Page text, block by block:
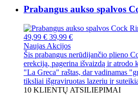
Prabangus aukso spalvos
49,99 € 39,99 €
Naujas Akcijos
Šis prabangus nerūdijančio plieno
erekciją, pagerina išvaizdą ir atrodo
"La Greca" raštas, dar vadinamas
tiksliai išgraviruotas lazeriu ir
10 KLIENTŲ ATSILIEPIMAI